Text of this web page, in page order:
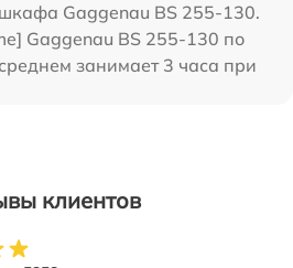
Gaggenau BS 255-130.
Gaggenau BS 255-130 по
занимает 3 часа при
клиентов